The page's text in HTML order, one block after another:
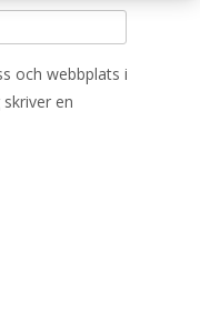
och webbplats i
en